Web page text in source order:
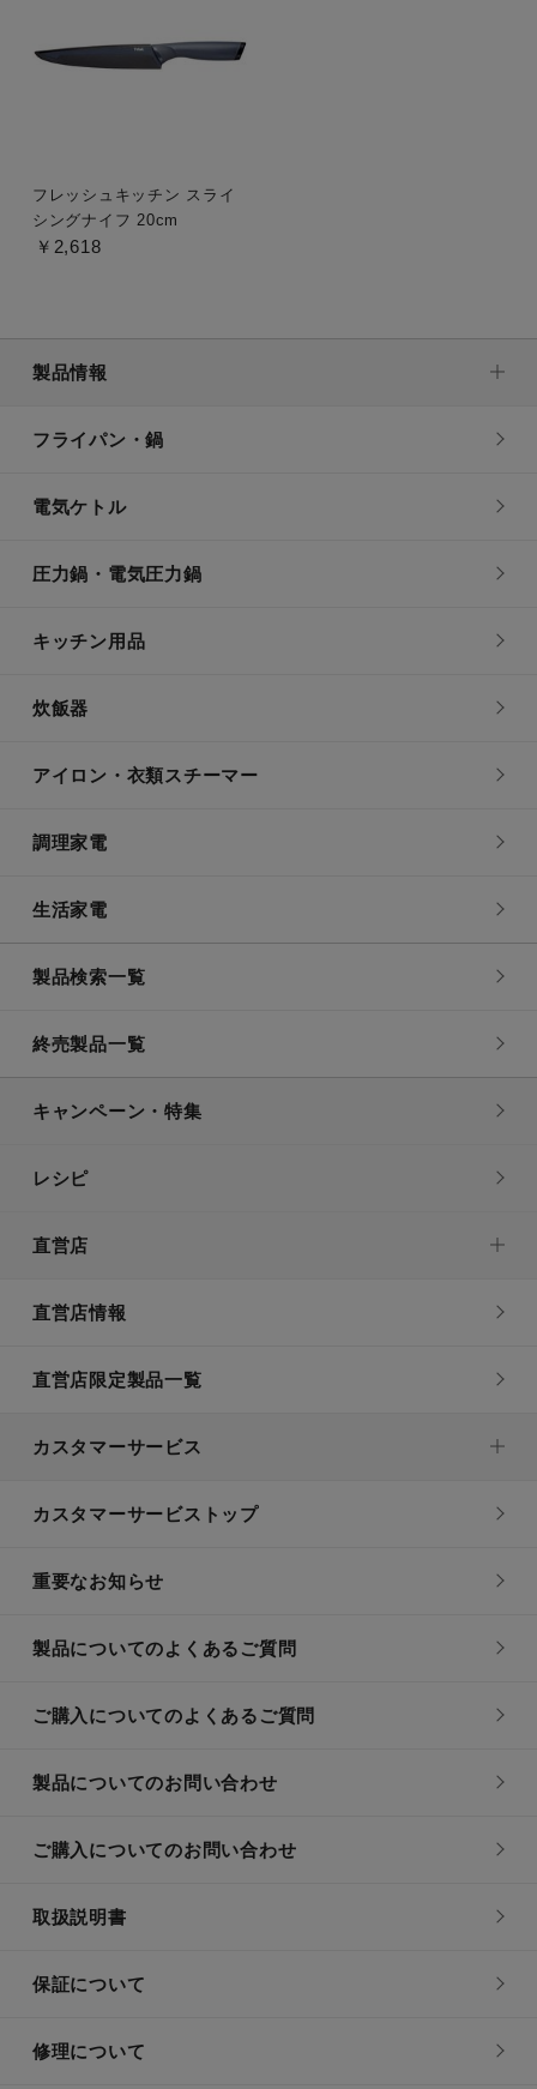
フレッシュキッチン スライ
シングナイフ 20cm
￥2,618
製品情報
フライパン・鍋
電気ケトル
圧力鍋・電気圧力鍋
キッチン用品
炊飯器
アイロン・衣類スチーマー
調理家電
生活家電
製品検索一覧
終売製品一覧
キャンペーン・特集
レシピ
直営店
直営店情報
直営店限定製品一覧
カスタマーサービス
カスタマーサービストップ
重要なお知らせ
製品についてのよくあるご質問
ご購入についてのよくあるご質問
製品についてのお問い合わせ
ご購入についてのお問い合わせ
取扱説明書
保証について
修理について